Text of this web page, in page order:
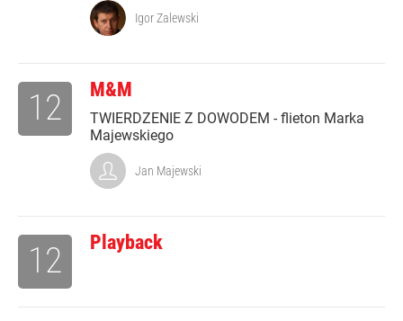
Igor Zalewski
M&M
TWIERDZENIE Z DOWODEM - flieton Marka
Majewskiego
12
Jan Majewski
Playback
12